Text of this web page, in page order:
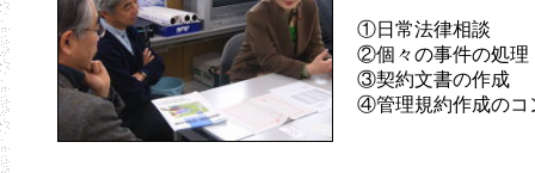
①日常法律相談
②個々の事件の処理
③契約文書の作成
④管理規約作成のコ